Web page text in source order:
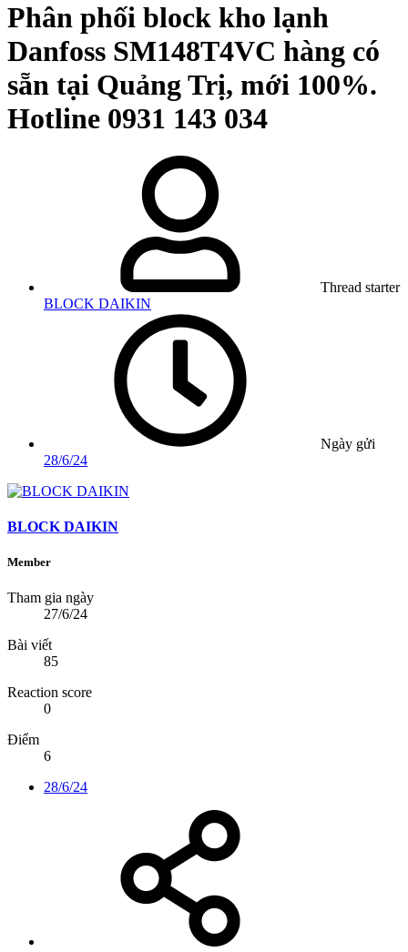
Phân phối block kho lạnh
Danfoss SM148T4VC hàng có
sẵn tại Quảng Trị, mới 100%.
Hotline 0931 143 034
Thread starter
BLOCK DAIKIN
Ngày gửi
28/6/24
BLOCK DAIKIN
Member
Tham gia ngày
27/6/24
Bài viết
85
Reaction score
0
Điểm
6
28/6/24